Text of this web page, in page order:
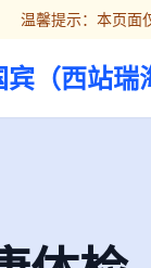
温馨提示：本页面
（西站瑞